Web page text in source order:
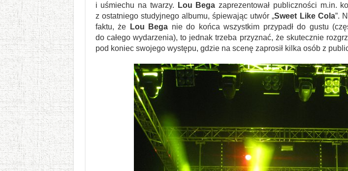
i uśmiechu na twarzy.
Lou Bega zaprezentował publiczności m.in.
z ostatniego studyjnego albumu, śpiewając utwór „Sweet Like Cola”.
faktu, że
Lou Bega nie do końca wszystkim przypadł do gustu
do całego wydarzenia), to jednak trzeba przyznać, że skutecznie
pod koniec swojego występu, gdzie na scenę zaprosił kilka osób z